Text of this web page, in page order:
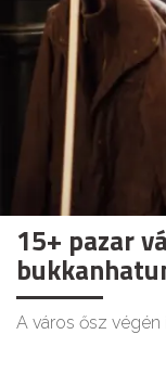
15+ pazar
A város ősz